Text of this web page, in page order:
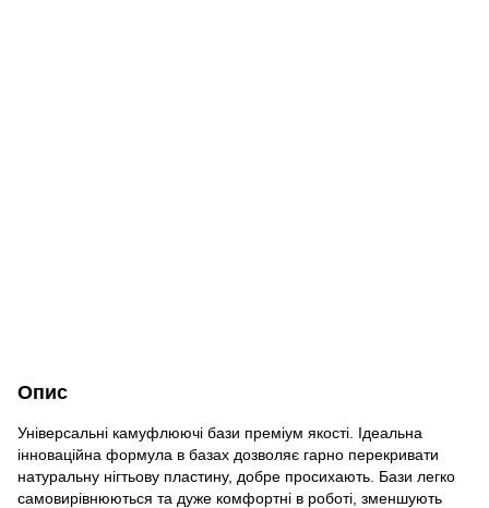
Опис
Універсальні камуфлюючі бази преміум якості. Ідеальна
інноваційна формула в базах дозволяє гарно перекривати
натуральну нігтьову пластину, добре просихають. Бази легко
самовирівнюються та дуже комфортні в роботі, зменшують